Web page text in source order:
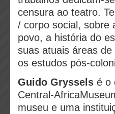
censura ao teatro.
/ corpo social, sobre
povo, a história do
suas atuais áreas
os estudos pós-
Guido Gryssels é o
Central-
museu e uma